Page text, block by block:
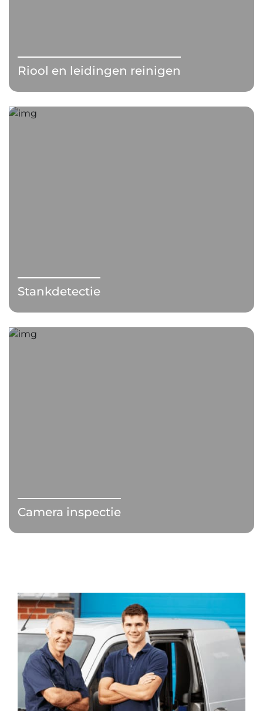
Riool en leidingen reinigen
Stankdetectie
Camera inspectie